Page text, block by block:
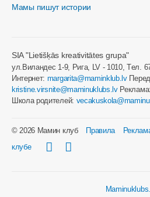
Мамы пишут истории
SIA "Lietišķās kreativitātes grupa"
ул.Виландес 1-9, Рига, LV - 1010, Tел.
Интернет: margarita@maminklub.lv
kristine.virsnite@maminuklubs.lvРеклама:
Школа родителей:
© 2026 Мамин клуб Правила
клубе